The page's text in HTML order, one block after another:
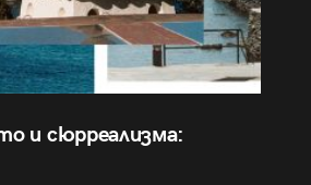
и сюрреализма: